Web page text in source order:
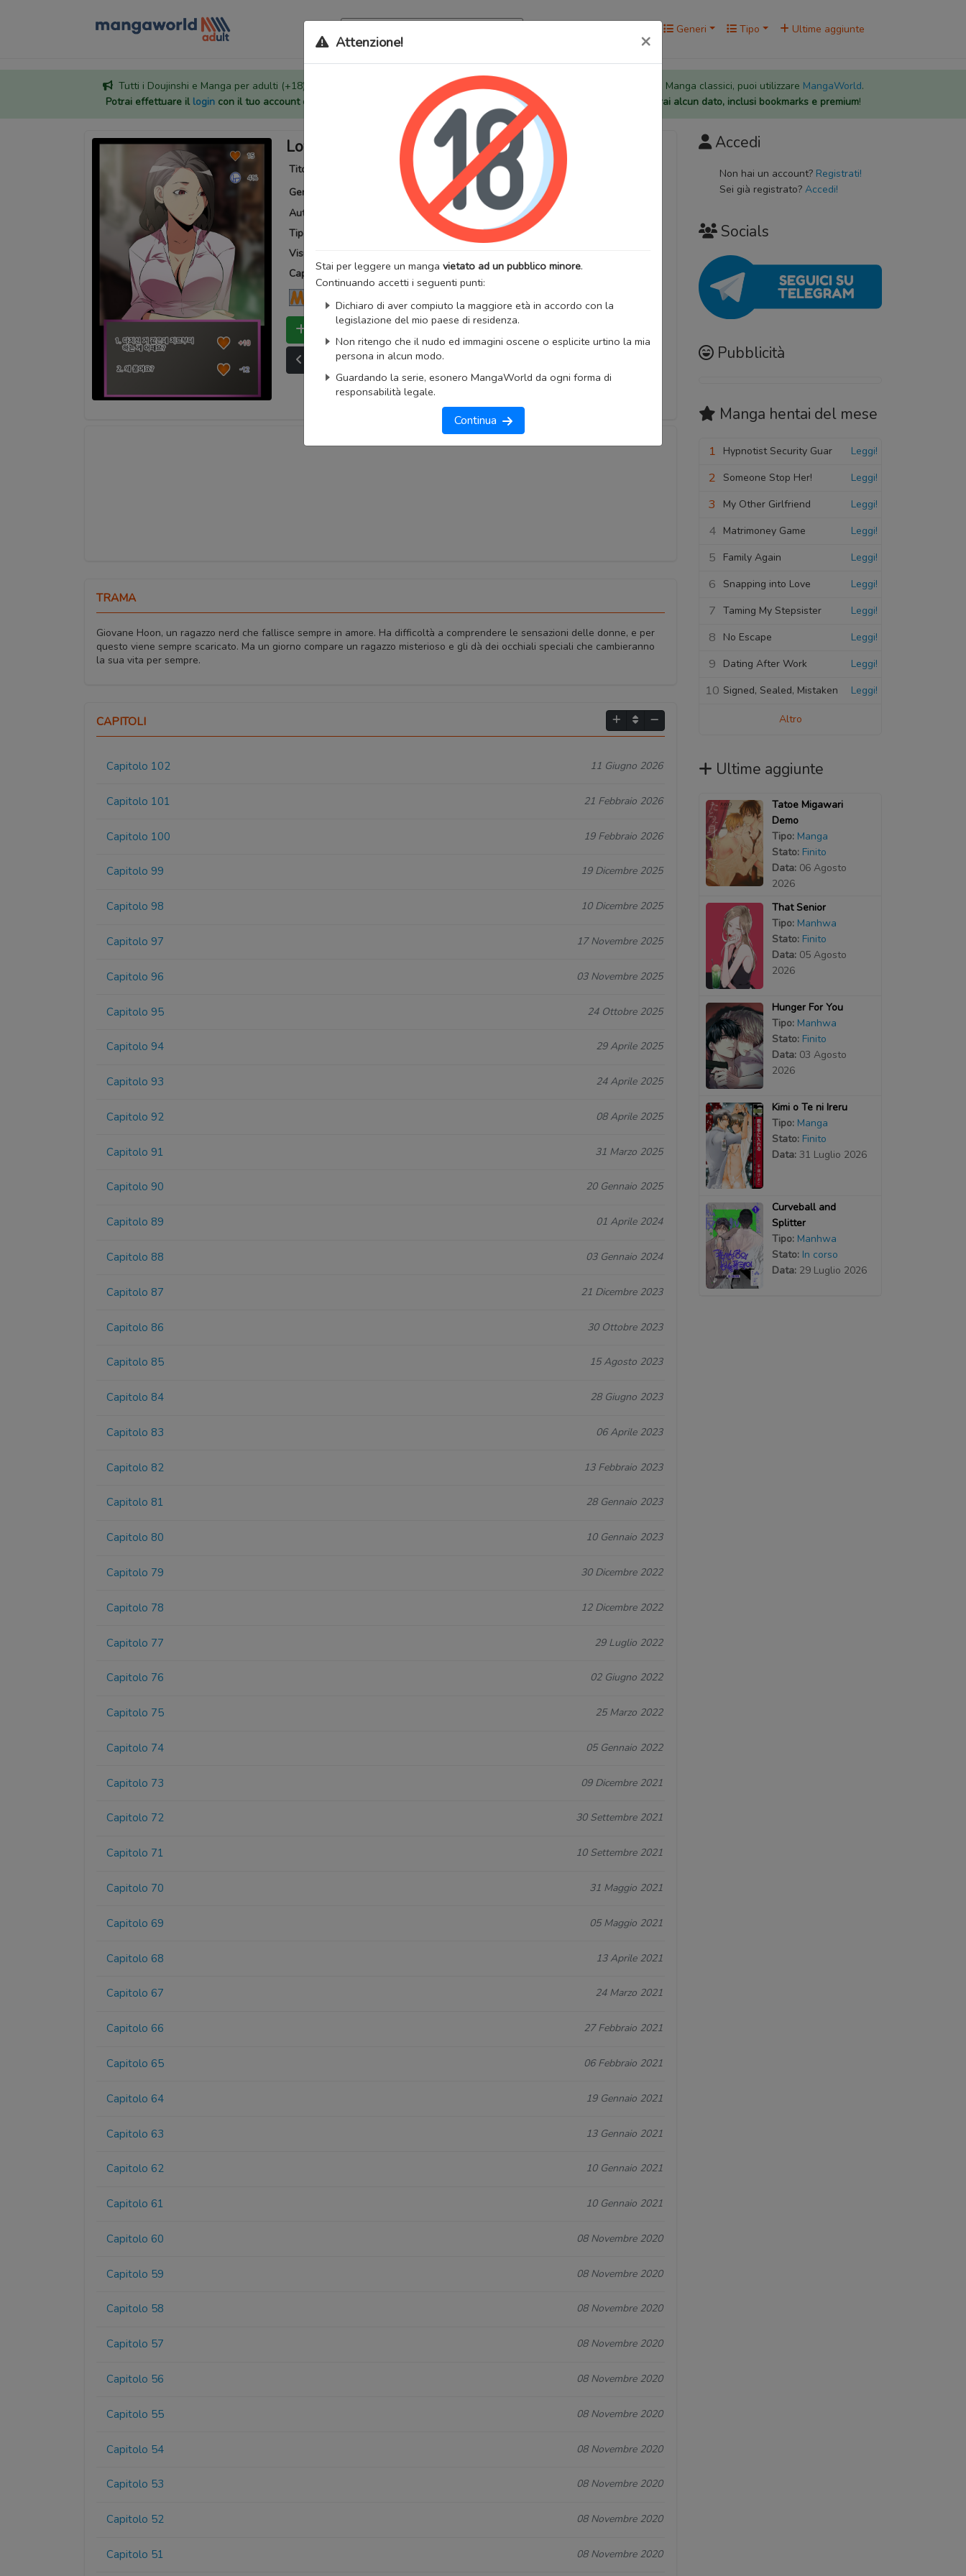
Generi Tipo Ultime aggiunte
Tutti i Doujinshi e Manga per adulti (+18) sono stati trasferiti sul nostro nuovo sito ( mangaworldadult.net ); invece, per i Manga classici, puoi utilizzare MangaWorld.
Potrai effettuare il logincon il tuo account di MangaWorld tutti i dati sono condivisitra i due siti, quindi non perderai alcun dato, inclusi bookmarks e premium!
Attenzione! ×
Stai per leggere un manga vietato ad un pubblico minore.
Continuando accetti i seguenti punti:
Dichiaro di aver compiuto la maggiore età in accordo con la
legislazione del mio paese di residenza.
Non ritengo che il nudo ed immagini oscene o esplicite urtino la mia
persona in alcun modo.
Guardando la serie, esonero MangaWorld da ogni forma di
responsabilità legale.
Continua
Love Parameter
Titoli alternativi:
연애 파라미터
Generi:
Scolastico Seinen Soprannaturale
Autore: Artista:Insane
Tipo:
Stato:In corso
Visualizzazioni:
Capitoli totali: 112 Fansub:AnimeHero
Bookmark Lista capitoli
Ultimo capitolo
Primo capitolo
TRAMA
Giovane Hoon, un ragazzo nerd che fallisce sempre in amore. Ha difficoltà a comprendere le sensazioni delle donne, e per
questo viene sempre scaricato. Ma un giorno compare un ragazzo misterioso e gli dà dei occhiali speciali che cambieranno
la sua vita per sempre.
CAPITOLI
Capitolo 102 11 Giugno 2026
Capitolo 101 21 Febbraio 2026
Capitolo 100 19 Febbraio 2026
Capitolo 99 19 Dicembre 2025
Capitolo 98 10 Dicembre 2025
Capitolo 97 17 Novembre 2025
Capitolo 96 03 Novembre 2025
Capitolo 95 24 Ottobre 2025
Capitolo 94 29 Aprile 2025
Capitolo 93 24 Aprile 2025
Capitolo 92 08 Aprile 2025
Capitolo 91 31 Marzo 2025
Capitolo 90 20 Gennaio 2025
Capitolo 89 01 Aprile 2024
Capitolo 88 03 Gennaio 2024
Capitolo 87 21 Dicembre 2023
Capitolo 86 30 Ottobre 2023
Capitolo 85 15 Agosto 2023
Capitolo 84 28 Giugno 2023
Capitolo 83 06 Aprile 2023
Capitolo 82 13 Febbraio 2023
Capitolo 81 28 Gennaio 2023
Capitolo 80 10 Gennaio 2023
Capitolo 79 30 Dicembre 2022
Capitolo 78 12 Dicembre 2022
Capitolo 77 29 Luglio 2022
Capitolo 76 02 Giugno 2022
Capitolo 75 25 Marzo 2022
Capitolo 74 05 Gennaio 2022
Capitolo 73 09 Dicembre 2021
Capitolo 72 30 Settembre 2021
Capitolo 71 10 Settembre 2021
Capitolo 70 31 Maggio 2021
Capitolo 69 05 Maggio 2021
Capitolo 68 13 Aprile 2021
Capitolo 67 24 Marzo 2021
Capitolo 66 27 Febbraio 2021
Capitolo 65 06 Febbraio 2021
Capitolo 64 19 Gennaio 2021
Capitolo 63 13 Gennaio 2021
Capitolo 62 10 Gennaio 2021
Capitolo 61 10 Gennaio 2021
Capitolo 60 08 Novembre 2020
Capitolo 59 08 Novembre 2020
Capitolo 58 08 Novembre 2020
Capitolo 57 08 Novembre 2020
Capitolo 56 08 Novembre 2020
Capitolo 55 08 Novembre 2020
Capitolo 54 08 Novembre 2020
Capitolo 53 08 Novembre 2020
Capitolo 52 08 Novembre 2020
Capitolo 51 08 Novembre 2020
Accedi
Non hai un account? Registrati!
Sei già registrato? Accedi!
Socials
Pubblicità
Manga hentai del mese
1 Hypnotist Security Guar Leggi!
2 Someone Stop Her! Leggi!
3 My Other Girlfriend Leggi!
4 Matrimoney Game Leggi!
5 Family Again Leggi!
6 Snapping into Love Leggi!
7 Taming My Stepsister Leggi!
8 No Escape Leggi!
9 Dating After Work Leggi!
10 Signed, Sealed, Mistaken Leggi!
Altro
Ultime aggiunte
Tatoe Migawari
Demo
Tipo: Manga
Stato: Finito
Data: 06 Agosto
2026
That Senior
Tipo: Manhwa
Stato: Finito
Data: 05 Agosto
2026
Hunger For You
Tipo: Manhwa
Stato: Finito
Data: 03 Agosto
2026
Kimi o Te ni Ireru
Tipo: Manga
Stato: Finito
Data: 31 Luglio 2026
Curveball and
Splitter
Tipo: Manhwa
Stato: In corso
Data: 29 Luglio 2026